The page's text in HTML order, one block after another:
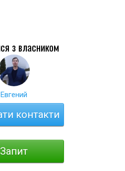
з власником
Евгений
контакти
Запит